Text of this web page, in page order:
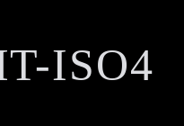
ISO4